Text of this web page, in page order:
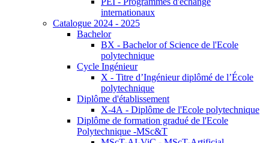
internationaux
Catalogue 2024 - 2025
Bachelor
BX - Bachelor of Science de l'Ecole
polytechnique
Cycle Ingénieur
X - Titre d’Ingénieur diplômé de l’École
polytechnique
Diplôme d'établissement
X-4A - Diplôme de l'Ecole polytechnique
Diplôme de formation gradué de l'Ecole
Polytechnique -MSc&T